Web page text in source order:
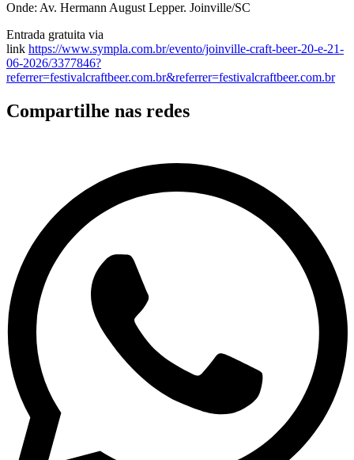
Onde: Av. Hermann August Lepper. Joinville/SC
Entrada gratuita via
link https://www.sympla.com.br/evento/joinville-craft-beer-20-e-21-
06-2026/3377846?
referrer=festivalcraftbeer.com.br&referrer=festivalcraftbeer.com.br
Compartilhe nas redes